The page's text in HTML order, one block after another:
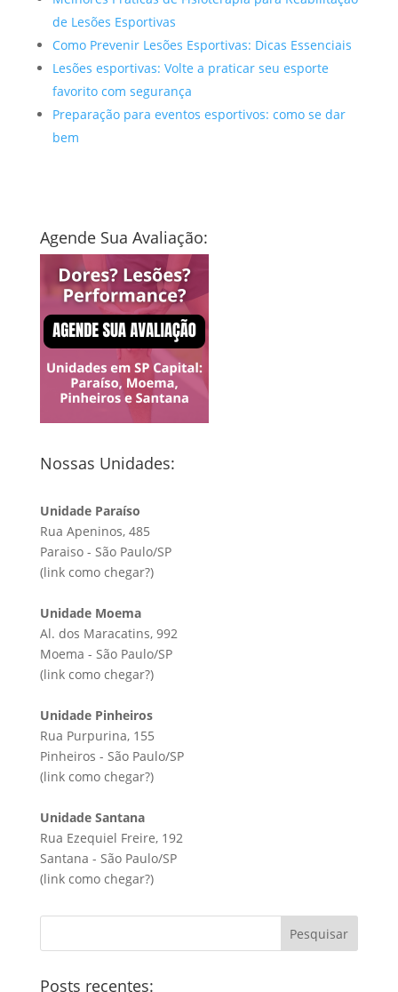
de Lesões Esportivas
Como Prevenir Lesões Esportivas: Dicas Essenciais
Lesões esportivas: Volte a praticar seu esporte
favorito com segurança
Preparação para eventos esportivos: como se dar
bem
Agende Sua Avaliação:
Nossas Unidades:
Unidade Paraíso
Rua Apeninos, 485
Paraiso - São Paulo/SP
(link como chegar?)
Unidade Moema
Al. dos Maracatins, 992
Moema - São Paulo/SP
(link como chegar?)
Unidade Pinheiros
Rua Purpurina, 155
Pinheiros - São Paulo/SP
(link como chegar?)
Unidade Santana
Rua Ezequiel Freire, 192
Santana - São Paulo/SP
(link como chegar?)
Pesquisar
Posts recentes: